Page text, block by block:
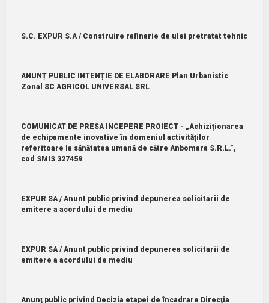
S.C. EXPUR S.A / Construire rafinarie de ulei pretratat tehnic
ANUNȚ PUBLIC INTENȚIE DE ELABORARE Plan Urbanistic
Zonal SC AGRICOL UNIVERSAL SRL
COMUNICAT DE PRESA INCEPERE PROIECT - „Achiziționarea
de echipamente inovative în domeniul activităților
referitoare la sănătatea umană de către Anbomara S.R.L.”,
cod SMIS 327459
EXPUR SA / Anunt public privind depunerea solicitarii de
emitere a acordului de mediu
EXPUR SA / Anunt public privind depunerea solicitarii de
emitere a acordului de mediu
Anunţ public privind Decizia etapei de încadrare Direcţia